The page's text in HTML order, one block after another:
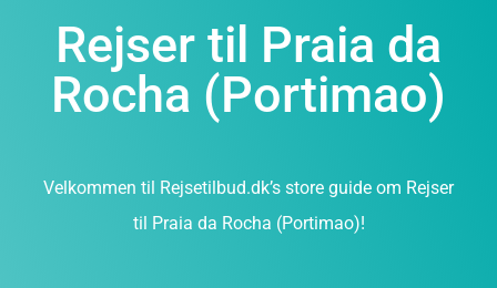
Rejser til Praia da
Rocha (Portimao)
Velkommen til Rejsetilbud.dk’s store guide om Rejser
til Praia da Rocha (Portimao)!